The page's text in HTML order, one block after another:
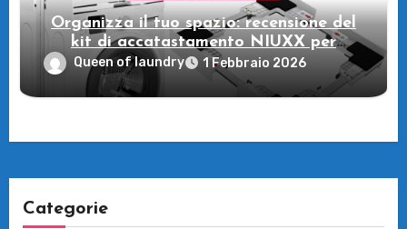
Organizza il tuo spazio: recensione del
kit di accatastamento NIUXX per
lavatrice e asciugatrice
Queen of laundry 1 Febbraio 2026
Categorie